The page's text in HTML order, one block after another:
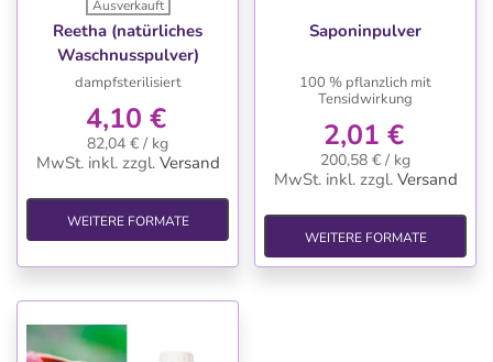
Ausverkauft
Reetha (natürliches
Waschnusspulver)
dampfsterilisiert
4,10 €
82,04 € / kg
MwSt. inkl. zzgl. Versand
WEITERE FORMATE
Saponinpulver
100 % pflanzlich mit
Tensidwirkung
2,01 €
200,58 € / kg
MwSt. inkl. zzgl. Versand
WEITERE FORMATE